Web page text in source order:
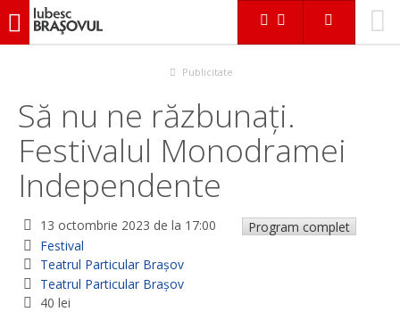
iubescbraşovul.ro
Să nu ne răzbunați. Festivalul Monodramei Independente
Publicitate
Să nu ne răzbunați.
Festivalul Monodramei
Independente
13 octombrie 2023 de la 17:00
Program complet
Festival
Teatrul Particular Braşov
Teatrul Particular Braşov
40 lei